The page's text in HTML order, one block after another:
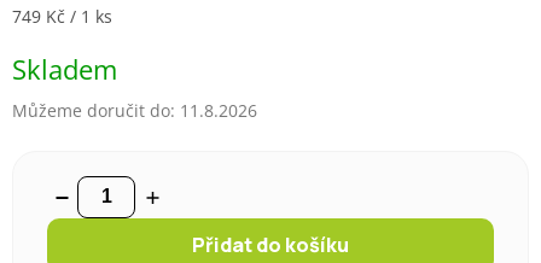
Měrná cena:
749 Kč / 1 ks
Skladem
Můžeme doručit do: 11.8.2026
Přidat do košíku